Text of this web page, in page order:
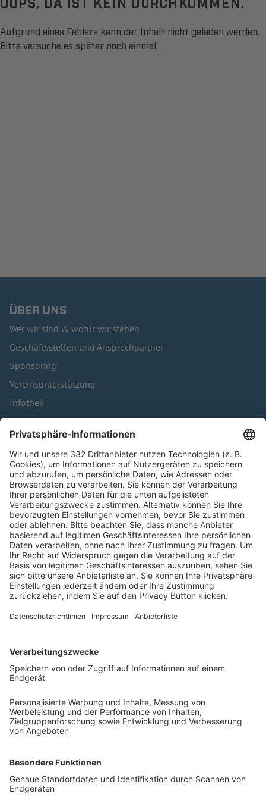
Aufgrund eines Fehlers kann der Inhalt nicht geladen werden.
Bitte versuche es später noch einmal.
ÜBER UNS
Wer wir sind & wofür wir stehen
Geschäftsstellen und Ansprechpartner
Sponsoring
Vereinsunterstützung
Infothek
Kontakt
HÄUFIG BESUCHTE SEITEN
Pässe und Vereinswechsel
Trainerausbildung
Schulungsangebot Vereinsmitarbeiter
BFV-Geschäftsstellen
Trainerbörse
Login SpielPlus
FOLGE DEM BFV
TOP-VEREINE
TOP-PARTNER